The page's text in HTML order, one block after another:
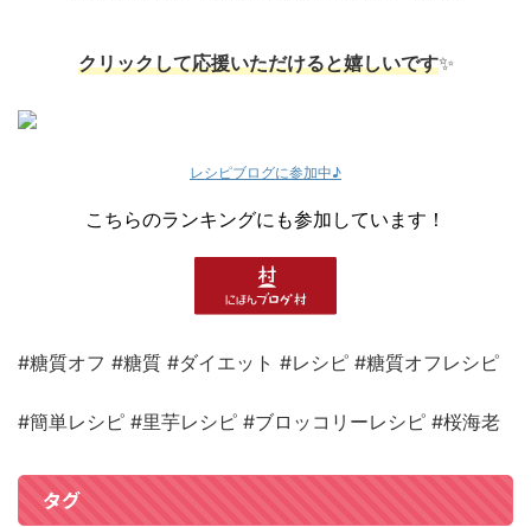
クリックして応援いただけると嬉しいです✨
レシピブログに参加中♪
こちらのランキングにも参加しています！
#糖質オフ #糖質 #ダイエット #レシピ #糖質オフレシピ
#簡単レシピ #里芋レシピ #ブロッコリーレシピ #桜海老
タグ